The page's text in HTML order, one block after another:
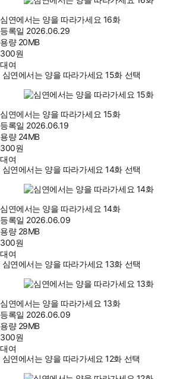
심연에서는 양을 따라가세요 16화
등록일 2026.06.29
용량 20MB
300원
대여
심연에서는 양을 따라가세요 15화 선택
심연에서는 양을 따라가세요 15화
등록일 2026.06.19
용량 24MB
300원
대여
심연에서는 양을 따라가세요 14화 선택
심연에서는 양을 따라가세요 14화
등록일 2026.06.09
용량 28MB
300원
대여
심연에서는 양을 따라가세요 13화 선택
심연에서는 양을 따라가세요 13화
등록일 2026.06.09
용량 29MB
300원
대여
심연에서는 양을 따라가세요 12화 선택